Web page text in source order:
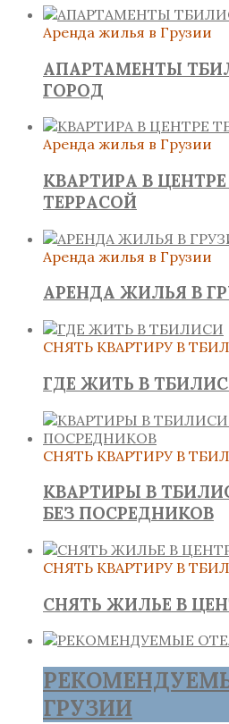
Аренда жилья в Грузии
АПАРТАМЕНТЫ
ГОРОД
Аренда жилья в Грузии
КВАРТИРА В
ТЕРРАСОЙ
Аренда жилья в Грузии
АРЕНДА ЖИЛЬЯ В
СНЯТЬ КВАРТИРУ В
ГДЕ ЖИТЬ В
СНЯТЬ КВАРТИРУ В
КВАРТИРЫ В
БЕЗ ПОСРЕДНИКОВ
СНЯТЬ КВАРТИРУ В
СНЯТЬ ЖИЛЬЕ В
ГРУЗИИ